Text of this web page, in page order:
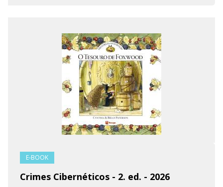
E-BOOK
Crimes Cibernéticos - 2. ed. - 2026